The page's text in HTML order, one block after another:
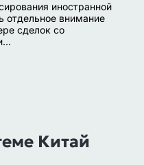
иностранной
отдельное внимание
сделок со
Китай